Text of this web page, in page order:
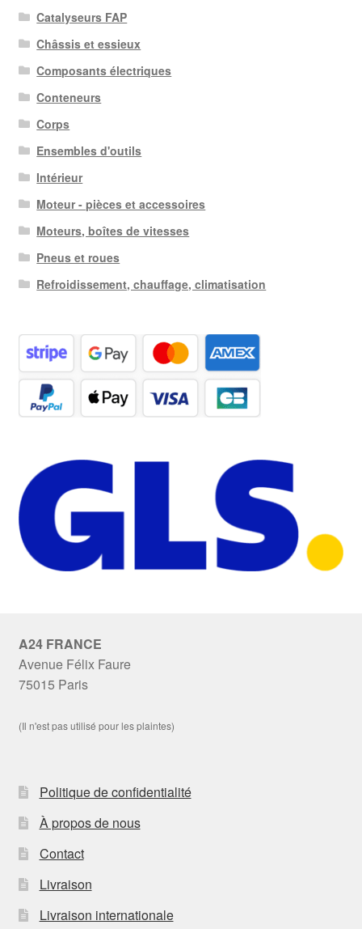
Catalyseurs FAP
Châssis et essieux
Composants électriques
Conteneurs
Corps
Ensembles d'outils
Intérieur
Moteur - pièces et accessoires
Moteurs, boîtes de vitesses
Pneus et roues
Refroidissement, chauffage, climatisation
A24 FRANCE
Avenue Félix Faure
75015 Paris
(Il n'est pas utilisé pour les plaintes)
Politique de confidentialité
À propos de nous
Contact
Livraison
Livraison internationale